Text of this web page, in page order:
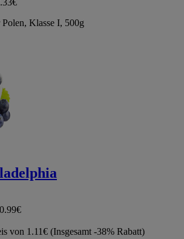
Klasse I, 500g
von 1.11€ (Insgesamt -38% Rabatt)